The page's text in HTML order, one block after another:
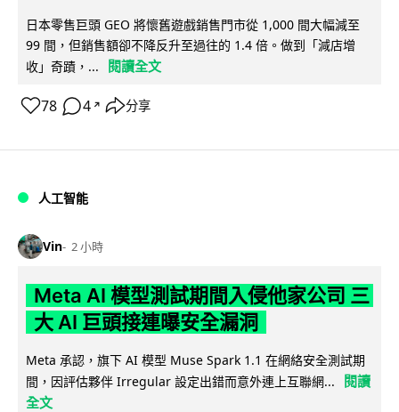
日本零售巨頭 GEO 將懷舊遊戲銷售門市從 1,000 間大幅減至
99 間，但銷售額卻不降反升至過往的 1.4 倍。做到「減店增
收」奇蹟，...
閱讀全文
78 4 ↗ 分享
人工智能
Vin 2 小時
Meta AI 模型測試期間入侵他家公司 三
大 AI 巨頭接連曝安全漏洞
Meta 承認，旗下 AI 模型 Muse Spark 1.1 在網絡安全測試期
間，因評估夥伴 Irregular 設定出錯而意外連上互聯網...
閱讀
全文